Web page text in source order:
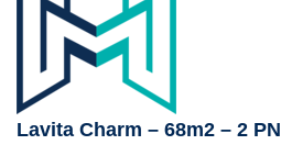
Lavita Charm – 68m2 – 2 PN